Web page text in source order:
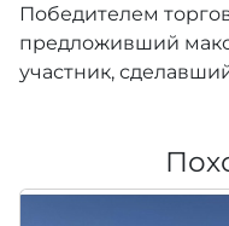
Победителем
предложивший
участник,